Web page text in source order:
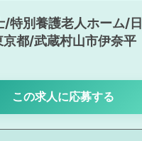
/特別養護老人ホーム/
京都/武蔵村山市伊奈平
この求人に応募する